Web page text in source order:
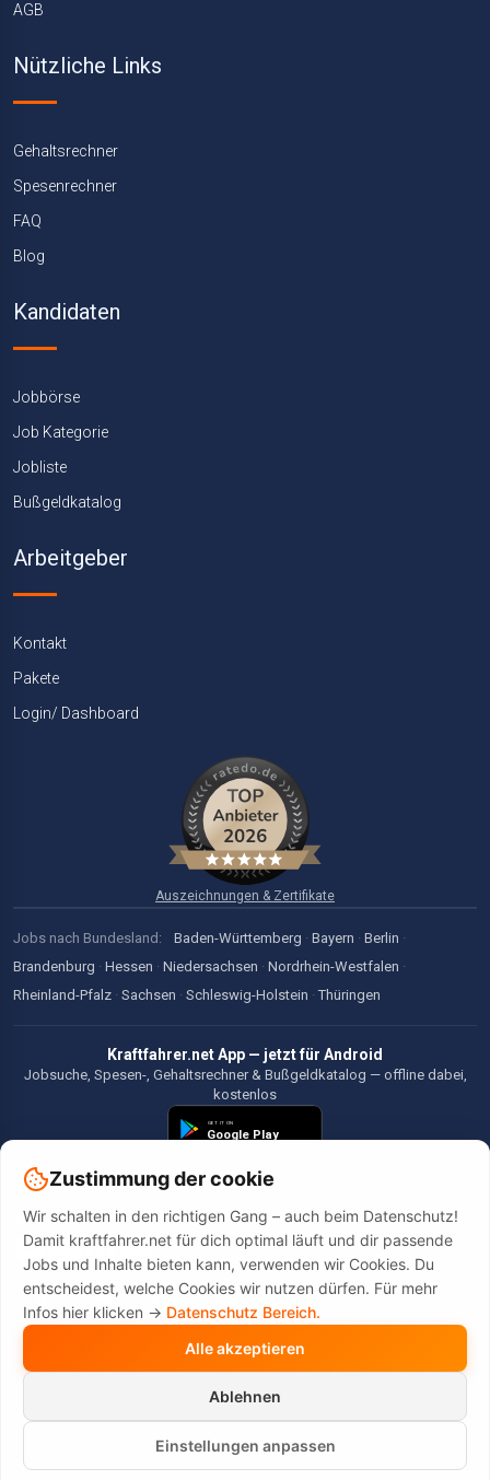
AGB
Nützliche Links
Gehaltsrechner
Spesenrechner
FAQ
Blog
Kandidaten
Jobbörse
Job Kategorie
Jobliste
Bußgeldkatalog
Arbeitgeber
Kontakt
Pakete
Login/ Dashboard
Auszeichnungen & Zertifikate
Jobs nach Bundesland: Baden-Württemberg · Bayern · Berlin ·
Brandenburg · Hessen · Niedersachsen · Nordrhein-Westfalen ·
Rheinland-Pfalz · Sachsen · Schleswig-Holstein · Thüringen
Kraftfahrer.net App — jetzt für Android
Jobsuche, Spesen-, Gehaltsrechner & Bußgeldkatalog — offline dabei,
kostenlos
©2026 Kraftfahrer.net. Alle Rechte vorbehalten.
Diese Website wird durch reCAPTCHA geschützt. Es gelten die
undNutzungsbedingungen
Zustimmung der cookie
Wir schalten in den richtigen Gang – auch beim Datenschutz!
Damit kraftfahrer.net für dich optimal läuft und dir passende
Jobs und Inhalte bieten kann, verwenden wir Cookies. Du
entscheidest, welche Cookies wir nutzen dürfen. Für mehr
Infos hier klicken -> Datenschutz Bereich.
Alle akzeptieren
Ablehnen
Einstellungen anpassen